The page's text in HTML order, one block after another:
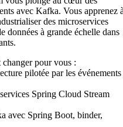
avec Kafka. Vous apprenez
des microservices
données à grande échelle dans
pour vous :
pilotée par les événements
Spring Cloud Stream
avec Spring Boot, binder,